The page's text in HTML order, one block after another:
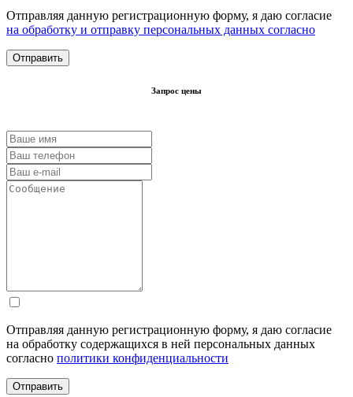
Отправляя данную регистрационную форму, я даю согласие
на обработку и отправку персональных данных согласно
Запрос цены
Отправляя данную регистрационную форму, я даю согласие
на обработку содержащихся в ней персональных данных
согласно политики конфиденциальности